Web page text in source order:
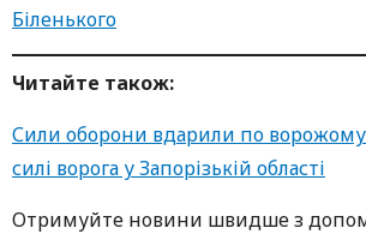
Біленького
Читайте також:
Сили оборони вдарили по ворожому
силі ворога у Запорізькій області
Oтримуйте нoвини швидше з